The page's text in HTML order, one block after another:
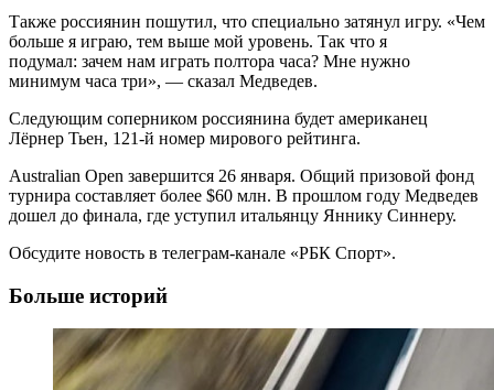
Также россиянин пошутил, что специально затянул игру. «Чем
больше я играю, тем выше мой уровень. Так что я
подумал: зачем нам играть полтора часа? Мне нужно
минимум часа три», — сказал Медведев.
Следующим соперником россиянина будет американец
Лёрнер Тьен, 121-й номер мирового рейтинга.
Australian Open завершится 26 января. Общий призовой фонд
турнира составляет более $60 млн. В прошлом году Медведев
дошел до финала, где уступил итальянцу Яннику Синнеру.
Обсудите новость в телеграм-канале «РБК Спорт».
Больше историй